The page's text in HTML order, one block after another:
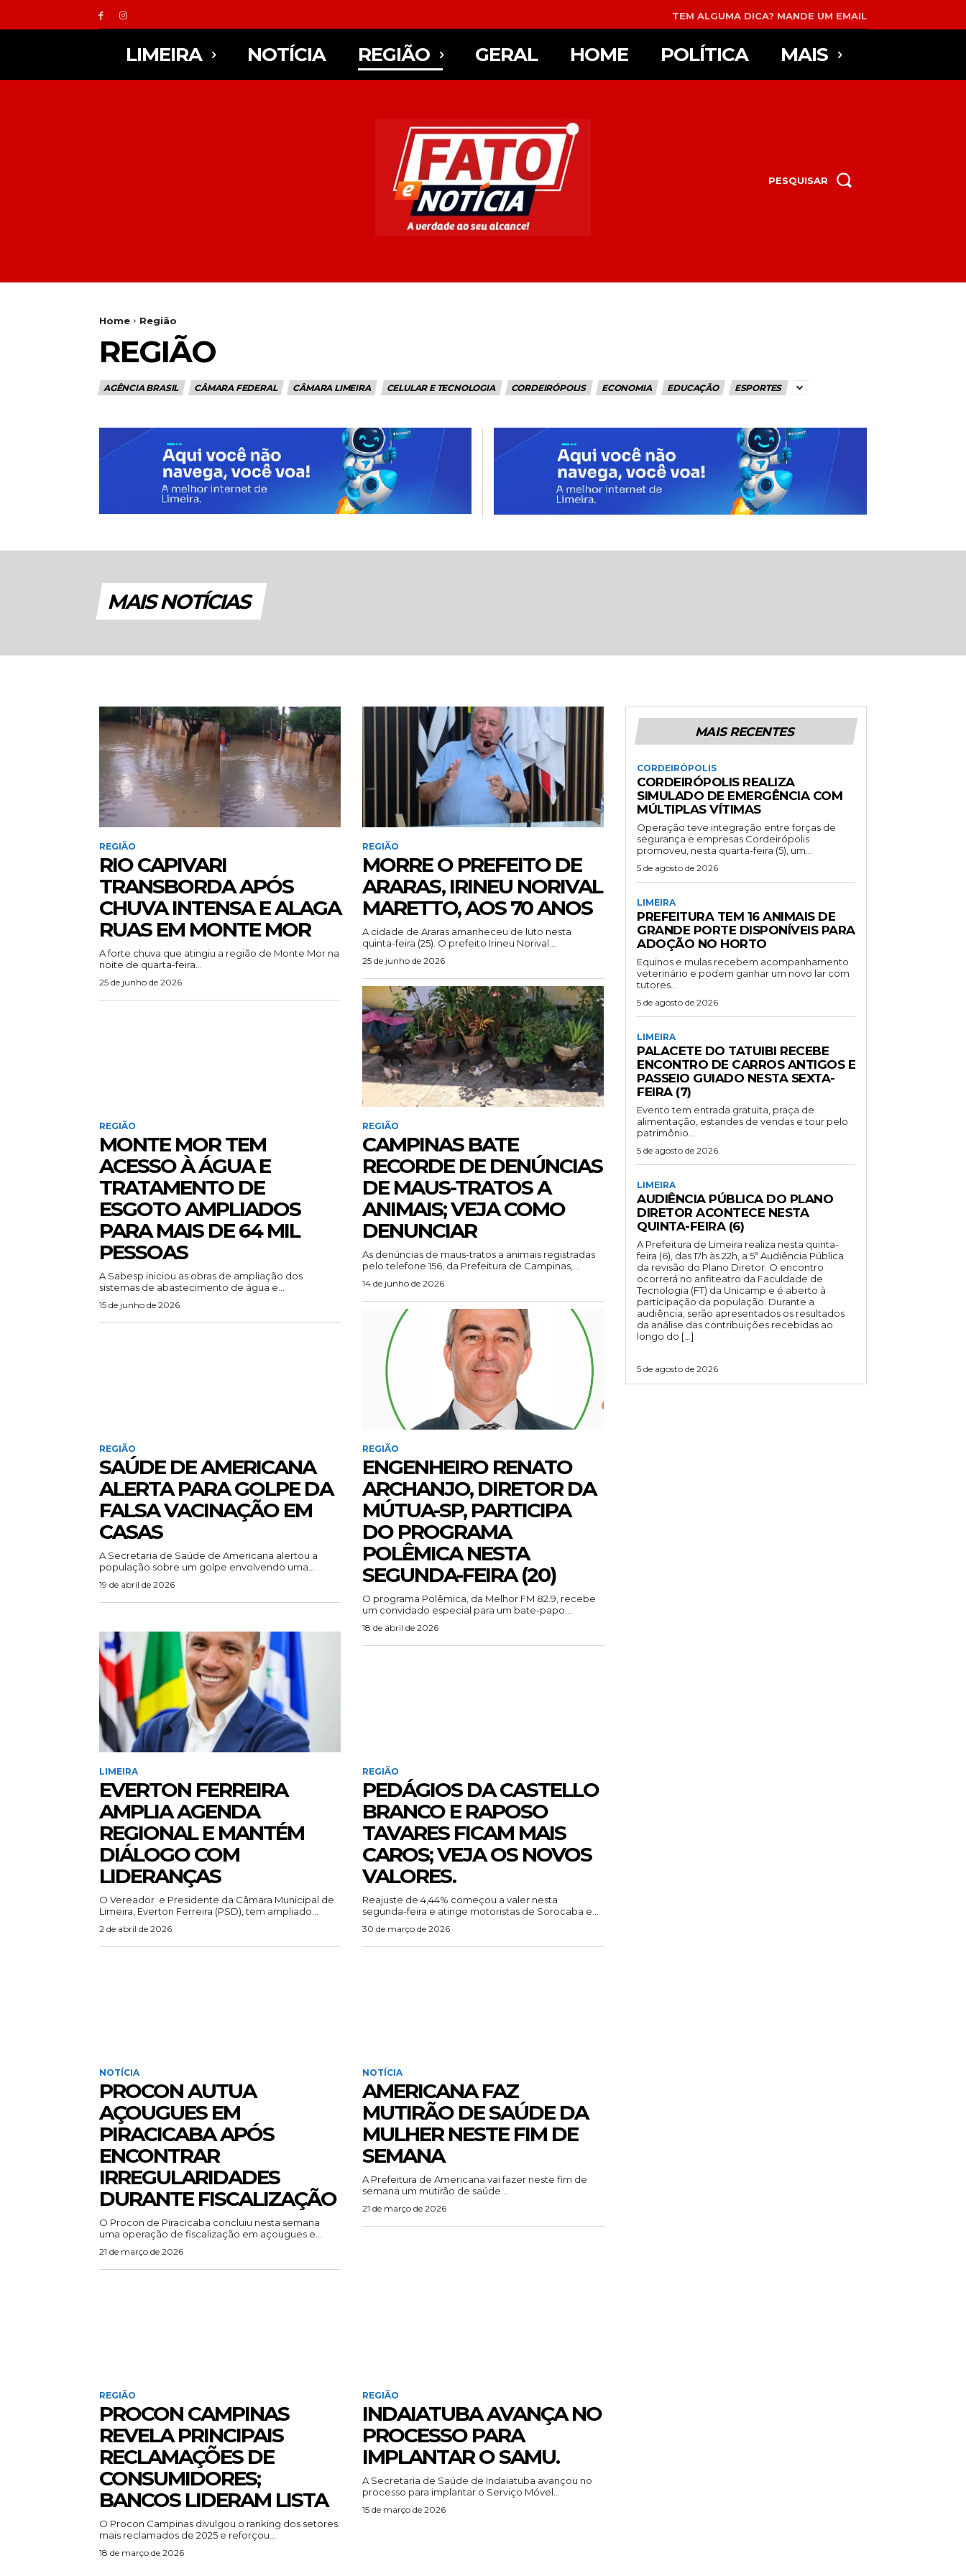
TEM ALGUMA DICA? MANDE UM EMAIL
LIMEIRA NOTÍCIA REGIÃO GERAL HOME POLÍTICA MAIS
PESQUISAR
Home Região
REGIÃO
AGÊNCIA BRASIL CÂMARA FEDERAL CÂMARA LIMEIRA CELULAR E TECNOLOGIA CORDEIRÓPOLIS ECONOMIA EDUCAÇÃO ESPORTES
MAIS NOTÍCIAS
REGIÃO
RIO CAPIVARI
TRANSBORDA APÓS
CHUVA INTENSA E ALAGA
RUAS EM MONTE MOR
A forte chuva que atingiu a região de Monte Mor na
noite de quarta-feira...
25 de junho de 2026
REGIÃO
MORRE O PREFEITO DE
ARARAS, IRINEU NORIVAL
MARETTO, AOS 70 ANOS
A cidade de Araras amanheceu de luto nesta
quinta-feira (25). O prefeito Irineu Norival...
25 de junho de 2026
REGIÃO
MONTE MOR TEM
ACESSO À ÁGUA E
TRATAMENTO DE
ESGOTO AMPLIADOS
PARA MAIS DE 64 MIL
PESSOAS
A Sabesp iniciou as obras de ampliação dos
sistemas de abastecimento de água e...
15 de junho de 2026
REGIÃO
CAMPINAS BATE
RECORDE DE DENÚNCIAS
DE MAUS-TRATOS A
ANIMAIS; VEJA COMO
DENUNCIAR
As denúncias de maus-tratos a animais registradas
pelo telefone 156, da Prefeitura de Campinas,...
14 de junho de 2026
REGIÃO
SAÚDE DE AMERICANA
ALERTA PARA GOLPE DA
FALSA VACINAÇÃO EM
CASAS
A Secretaria de Saúde de Americana alertou a
população sobre um golpe envolvendo uma...
19 de abril de 2026
REGIÃO
ENGENHEIRO RENATO
ARCHANJO, DIRETOR DA
MÚTUA-SP, PARTICIPA
DO PROGRAMA
POLÊMICA NESTA
SEGUNDA-FEIRA (20)
O programa Polêmica, da Melhor FM 82.9, recebe
um convidado especial para um bate-papo...
18 de abril de 2026
LIMEIRA
EVERTON FERREIRA
AMPLIA AGENDA
REGIONAL E MANTÉM
DIÁLOGO COM
LIDERANÇAS
O Vereador e Presidente da Câmara Municipal de
Limeira, Everton Ferreira (PSD), tem ampliado...
2 de abril de 2026
REGIÃO
PEDÁGIOS DA CASTELLO
BRANCO E RAPOSO
TAVARES FICAM MAIS
CAROS; VEJA OS NOVOS
VALORES.
Reajuste de 4,44% começou a valer nesta
segunda-feira e atinge motoristas de Sorocaba e...
30 de março de 2026
NOTÍCIA
PROCON AUTUA
AÇOUGUES EM
PIRACICABA APÓS
ENCONTRAR
IRREGULARIDADES
DURANTE FISCALIZAÇÃO
O Procon de Piracicaba concluiu nesta semana
uma operação de fiscalização em açougues e...
21 de março de 2026
NOTÍCIA
AMERICANA FAZ
MUTIRÃO DE SAÚDE DA
MULHER NESTE FIM DE
SEMANA
A Prefeitura de Americana vai fazer neste fim de
semana um mutirão de saúde...
21 de março de 2026
REGIÃO
PROCON CAMPINAS
REVELA PRINCIPAIS
RECLAMAÇÕES DE
CONSUMIDORES;
BANCOS LIDERAM LISTA
O Procon Campinas divulgou o ranking dos setores
mais reclamados de 2025 e reforçou...
18 de março de 2026
REGIÃO
INDAIATUBA AVANÇA NO
PROCESSO PARA
IMPLANTAR O SAMU.
A Secretaria de Saúde de Indaiatuba avançou no
processo para implantar o Serviço Móvel...
15 de março de 2026
MAIS RECENTES
CORDEIRÓPOLIS
CORDEIRÓPOLIS REALIZA
SIMULADO DE EMERGÊNCIA COM
MÚLTIPLAS VÍTIMAS
Operação teve integração entre forças de
segurança e empresas Cordeirópolis
promoveu, nesta quarta-feira (5), um...
5 de agosto de 2026
LIMEIRA
PREFEITURA TEM 16 ANIMAIS DE
GRANDE PORTE DISPONÍVEIS PARA
ADOÇÃO NO HORTO
Equinos e mulas recebem acompanhamento
veterinário e podem ganhar um novo lar com
tutores...
5 de agosto de 2026
LIMEIRA
PALACETE DO TATUIBI RECEBE
ENCONTRO DE CARROS ANTIGOS E
PASSEIO GUIADO NESTA SEXTA-
FEIRA (7)
Evento tem entrada gratuita, praça de
alimentação, estandes de vendas e tour pelo
patrimônio...
5 de agosto de 2026
LIMEIRA
AUDIÊNCIA PÚBLICA DO PLANO
DIRETOR ACONTECE NESTA
QUINTA-FEIRA (6)
A Prefeitura de Limeira realiza nesta quinta-
feira (6), das 17h às 22h, a 5ª Audiência Pública
da revisão do Plano Diretor. O encontro
ocorrerá no anfiteatro da Faculdade de
Tecnologia (FT) da Unicamp e é aberto à
participação da população. Durante a
audiência, serão apresentados os resultados
da análise das contribuições recebidas ao
longo do […]
5 de agosto de 2026